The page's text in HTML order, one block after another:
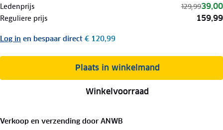
Ledenprijs 129,9939,00
Reguliere prijs 159,99
Log in en bespaar direct € 120,99
Plaats in winkelmand
Winkelvoorraad
Verkoop en verzending door ANWB